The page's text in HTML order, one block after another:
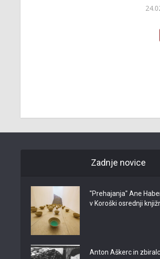
Zadnje novice
"Prehajanja" Ane
v Koroški osrednji
Anton Aškerc in